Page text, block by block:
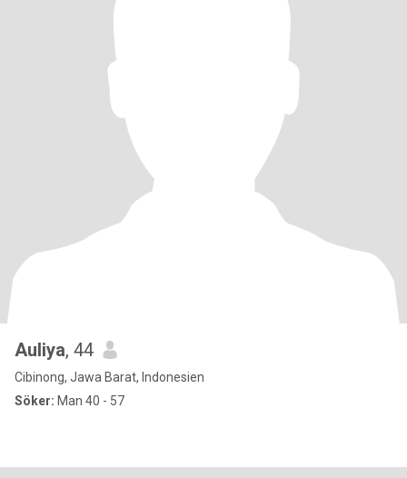
Auliya, 44
Cibinong, Jawa Barat, Indonesien
Söker: Man 40 - 57